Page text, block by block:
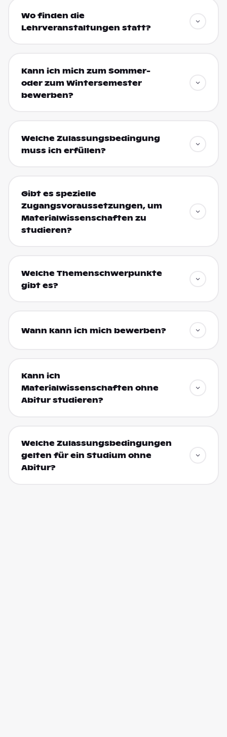
Wo finden die
Lehrveranstaltungen statt?
Kann ich mich zum Sommer-
oder zum Wintersemester
bewerben?
Welche Zulassungsbedingung
muss ich erfüllen?
Gibt es spezielle
Zugangsvoraussetzungen, um
Materialwissenschaften zu
studieren?
Welche Themenschwerpunkte
gibt es?
Wann kann ich mich bewerben?
Kann ich
Materialwissenschaften ohne
Abitur studieren?
Welche Zulassungsbedingungen
gelten für ein Studium ohne
Abitur?